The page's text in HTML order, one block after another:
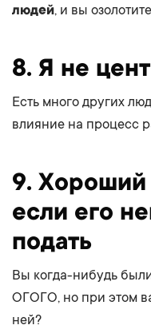
людей, и вы
8. Я не
Есть много других
влияние на процесс
9. Хороший
если его
подать
Вы когда-нибудь
ОГОГО, но при этом
ней?